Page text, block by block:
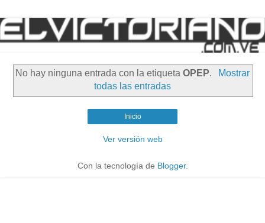
No hay ninguna entrada con la etiquetaOPEP.
Mostrar
todas las entradas
Inicio
Ver versión web
Con la tecnología de Blogger.